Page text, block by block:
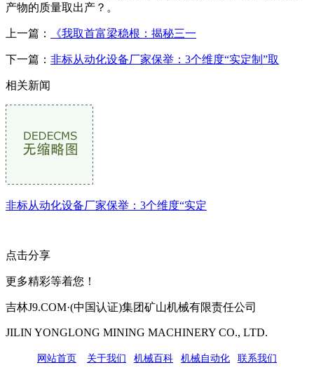
产物的质量取出产？。
上一篇： 《我取首富梁稳根：揭秘三一
下一篇： 非标从动化设备厂家保举：3个维度“实定制”取
相关新闻
非标从动化设备厂家保举：3个维度“实定
点击分享
更多精彩等着您！
吉林J9.COM·(中国认证)集团矿山机械有限责任公司
JILIN YONGLONG MINING MACHINERY CO., LTD.
网站首页 关于我们 机械百科 机械自动化 联系我们